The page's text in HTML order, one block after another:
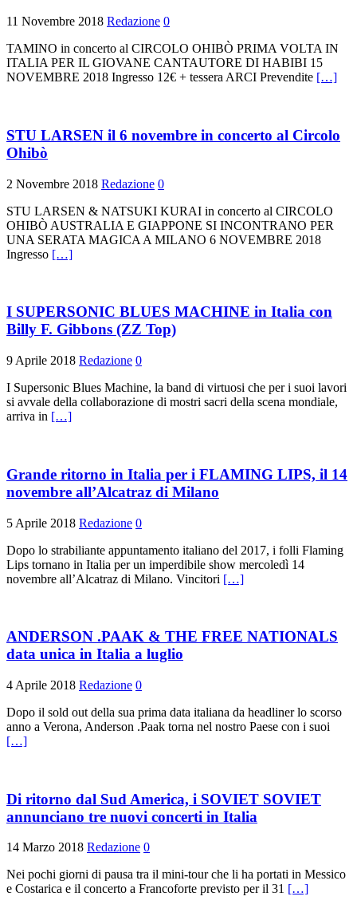
11 Novembre 2018 Redazione 0
TAMINO in concerto al CIRCOLO OHIBÒ PRIMA VOLTA IN
ITALIA PER IL GIOVANE CANTAUTORE DI HABIBI 15
NOVEMBRE 2018 Ingresso 12€ + tessera ARCI Prevendite […]
STU LARSEN il 6 novembre in concerto al Circolo
Ohibò
2 Novembre 2018 Redazione 0
STU LARSEN & NATSUKI KURAI in concerto al CIRCOLO
OHIBÒ AUSTRALIA E GIAPPONE SI INCONTRANO PER
UNA SERATA MAGICA A MILANO 6 NOVEMBRE 2018
Ingresso […]
I SUPERSONIC BLUES MACHINE in Italia con
Billy F. Gibbons (ZZ Top)
9 Aprile 2018 Redazione 0
I Supersonic Blues Machine, la band di virtuosi che per i suoi lavori
si avvale della collaborazione di mostri sacri della scena mondiale,
arriva in […]
Grande ritorno in Italia per i FLAMING LIPS, il 14
novembre all’Alcatraz di Milano
5 Aprile 2018 Redazione 0
Dopo lo strabiliante appuntamento italiano del 2017, i folli Flaming
Lips tornano in Italia per un imperdibile show mercoledì 14
novembre all’Alcatraz di Milano. Vincitori […]
ANDERSON .PAAK & THE FREE NATIONALS
data unica in Italia a luglio
4 Aprile 2018 Redazione 0
Dopo il sold out della sua prima data italiana da headliner lo scorso
anno a Verona, Anderson .Paak torna nel nostro Paese con i suoi
[…]
Di ritorno dal Sud America, i SOVIET SOVIET
annunciano tre nuovi concerti in Italia
14 Marzo 2018 Redazione 0
Nei pochi giorni di pausa tra il mini-tour che li ha portati in Messico
e Costarica e il concerto a Francoforte previsto per il 31 […]